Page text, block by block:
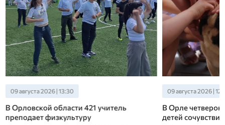
09 августа 2026 | 13:30
В Орловской области 421 учитель
преподает физкультуру
09 августа 2026 |
В Орле
детей